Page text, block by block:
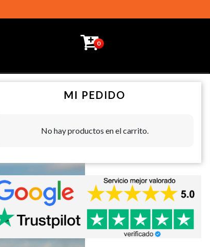
0
MI PEDIDO
No hay productos en el carrito.